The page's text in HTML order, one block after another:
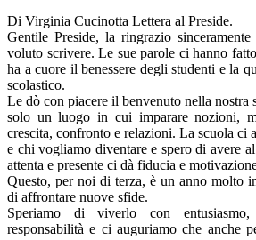
Di Virginia Cucinotta Lettera al Preside.
Gentile Preside, la ringrazio
voluto scrivere. Le sue parole ci hanno
ha a cuore il benessere degli studenti e la
scolastico.
Le dò con piacere il benvenuto nella nostra
solo un luogo in cui imparare nozioni,
crescita, confronto e relazioni. La scuola ci
e chi vogliamo diventare e spero di avere
attenta e presente ci dà fiducia e
Questo, per noi di terza, è un anno molto
di affrontare nuove sfide.
Speriamo di viverlo con
responsabilità e ci auguriamo che anche